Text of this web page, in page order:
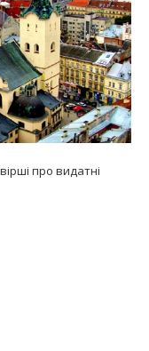
про видатні